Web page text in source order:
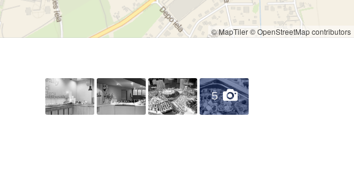
© MapTiler© OpenStreetMap contributors
5